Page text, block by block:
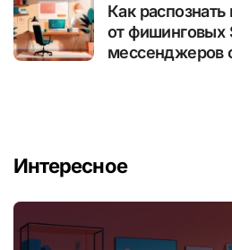
Как распознать
от фишинговых
мессенджеров
Интересное